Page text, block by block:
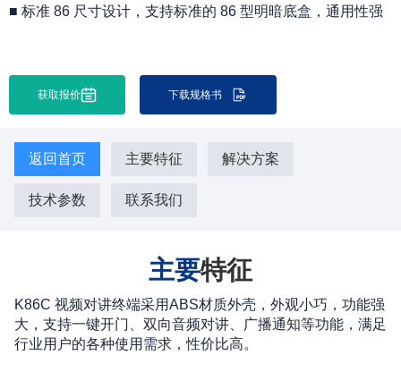
■ 标准 86 尺寸设计，支持标准的 86 型明暗底盒，通用性强
获取报价 下载规格书
返回首页 主要特征 解决方案
技术参数 联系我们
主要特征
K86C 视频对讲终端采用ABS材质外壳，外观小巧，功能强
大，支持一键开门、双向音频对讲、广播通知等功能，满足
行业用户的各种使用需求，性价比高。